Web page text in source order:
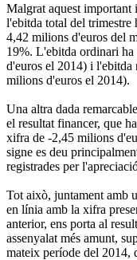
Malgrat aquest important
l'ebitda total del trimestre
4,42 milions d'euros del
19%. L'ebitda ordinari
d'euros el 2014) i
milions d'euros el 2014).
Una altra dada
el resultat financer, que
xifra de -2,45 milions
signe es deu
registrades per
Tot això, juntament amb
en línia amb la xifra
anterior, ens porta al
assenyalat més amunt,
mateix període del 2014,